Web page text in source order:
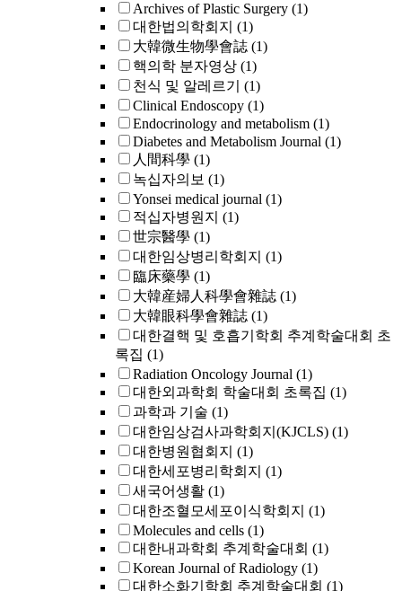
Archives of Plastic Surgery (1)
대한법의학회지 (1)
大韓微生物學會誌 (1)
핵의학 분자영상 (1)
천식 및 알레르기
(1)
Clinical Endoscopy (1)
Endocrinology and metabolism (1)
Diabetes and Metabolism Journal (1)
人間科學 (1)
녹십자의보 (1)
Yonsei medical journal (1)
적십자병원지 (1)
世宗醫學 (1)
대한임상병리학회지 (1)
臨床藥學 (1)
大韓産婦人科學會雜誌 (1)
大韓眼科學會雜誌 (1)
대한결핵 및 호흡기학회 추계학술대회 초
록집 (1)
Radiation Oncology Journal (1)
대한외과학회 학술대회 초록집 (1)
과학과 기술 (1)
대한임상검사과학회지(KJCLS) (1)
대한병원협회지 (1)
대한세포병리학회지 (1)
새국어생활 (1)
대한조혈모세포이식학회지 (1)
Molecules and cells (1)
대한내과학회 추계학술대회 (1)
Korean Journal of Radiology (1)
대한소화기학회 추계학술대회 (1)